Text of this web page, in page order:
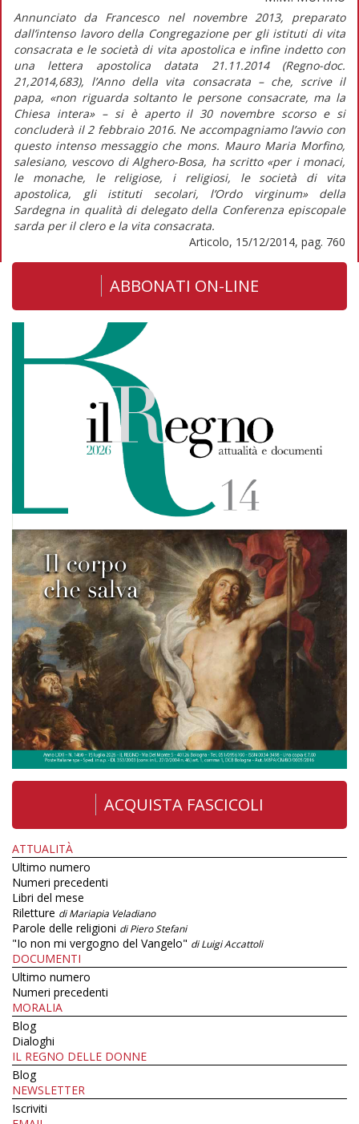
Annunciato da Francesco nel novembre 2013, preparato
dall’intenso lavoro della Congregazione per gli istituti di vita
consacrata e le società di vita apostolica e infine indetto con
una lettera apostolica datata 21.11.2014 (Regno-doc.
21,2014,683), l’Anno della vita consacrata – che, scrive il
papa, «non riguarda soltanto le persone consacrate, ma la
Chiesa intera» – si è aperto il 30 novembre scorso e si
concluderà il 2 febbraio 2016. Ne accompagniamo l’avvio con
questo intenso messaggio che mons. Mauro Maria Morfino,
salesiano, vescovo di Alghero-Bosa, ha scritto «per i monaci,
le monache, le religiose, i religiosi, le società di vita
apostolica, gli istituti secolari, l’Ordo virginum» della
Sardegna in qualità di delegato della Conferenza episcopale
sarda per il clero e la vita consacrata.
Articolo, 15/12/2014, pag. 760
ABBONATI ON-LINE
ACQUISTA FASCICOLI
ATTUALITÀ
Ultimo numero
Numeri precedenti
Libri del mese
Riletture di Mariapia Veladiano
Parole delle religioni di Piero Stefani
"Io non mi vergogno del Vangelo" di Luigi Accattoli
DOCUMENTI
Ultimo numero
Numeri precedenti
MORALIA
Blog
Dialoghi
IL REGNO DELLE DONNE
Blog
NEWSLETTER
Iscriviti